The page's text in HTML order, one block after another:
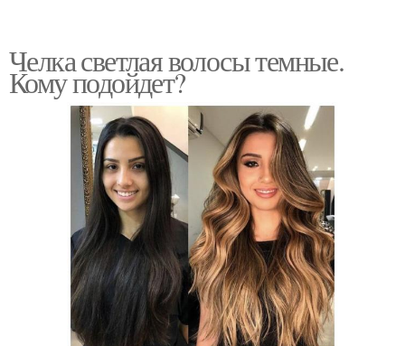
Челка светлая волосы темные.
Кому подойдет?